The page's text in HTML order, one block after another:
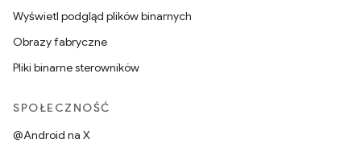
Wyświetl podgląd plików binarnych
Obrazy fabryczne
Pliki binarne sterowników
SPOŁECZNOŚĆ
@Android na X